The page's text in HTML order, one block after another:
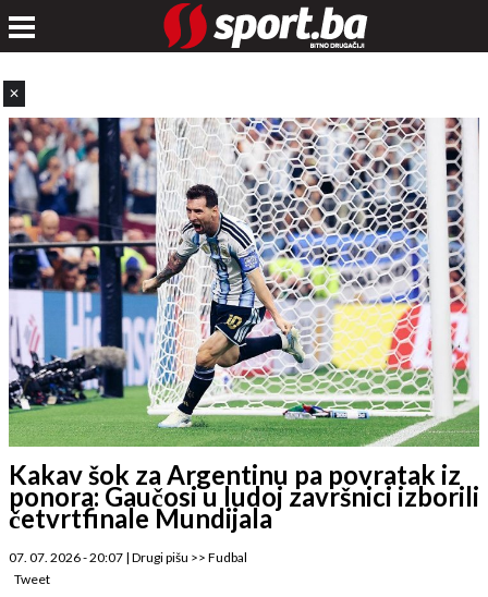
✕
Kakav šok za Argentinu pa povratak iz
ponora: Gaučosi u ludoj završnici izborili
četvrtfinale Mundijala
07. 07. 2026 - 20:07 | Drugi pišu >> Fudbal
Tweet